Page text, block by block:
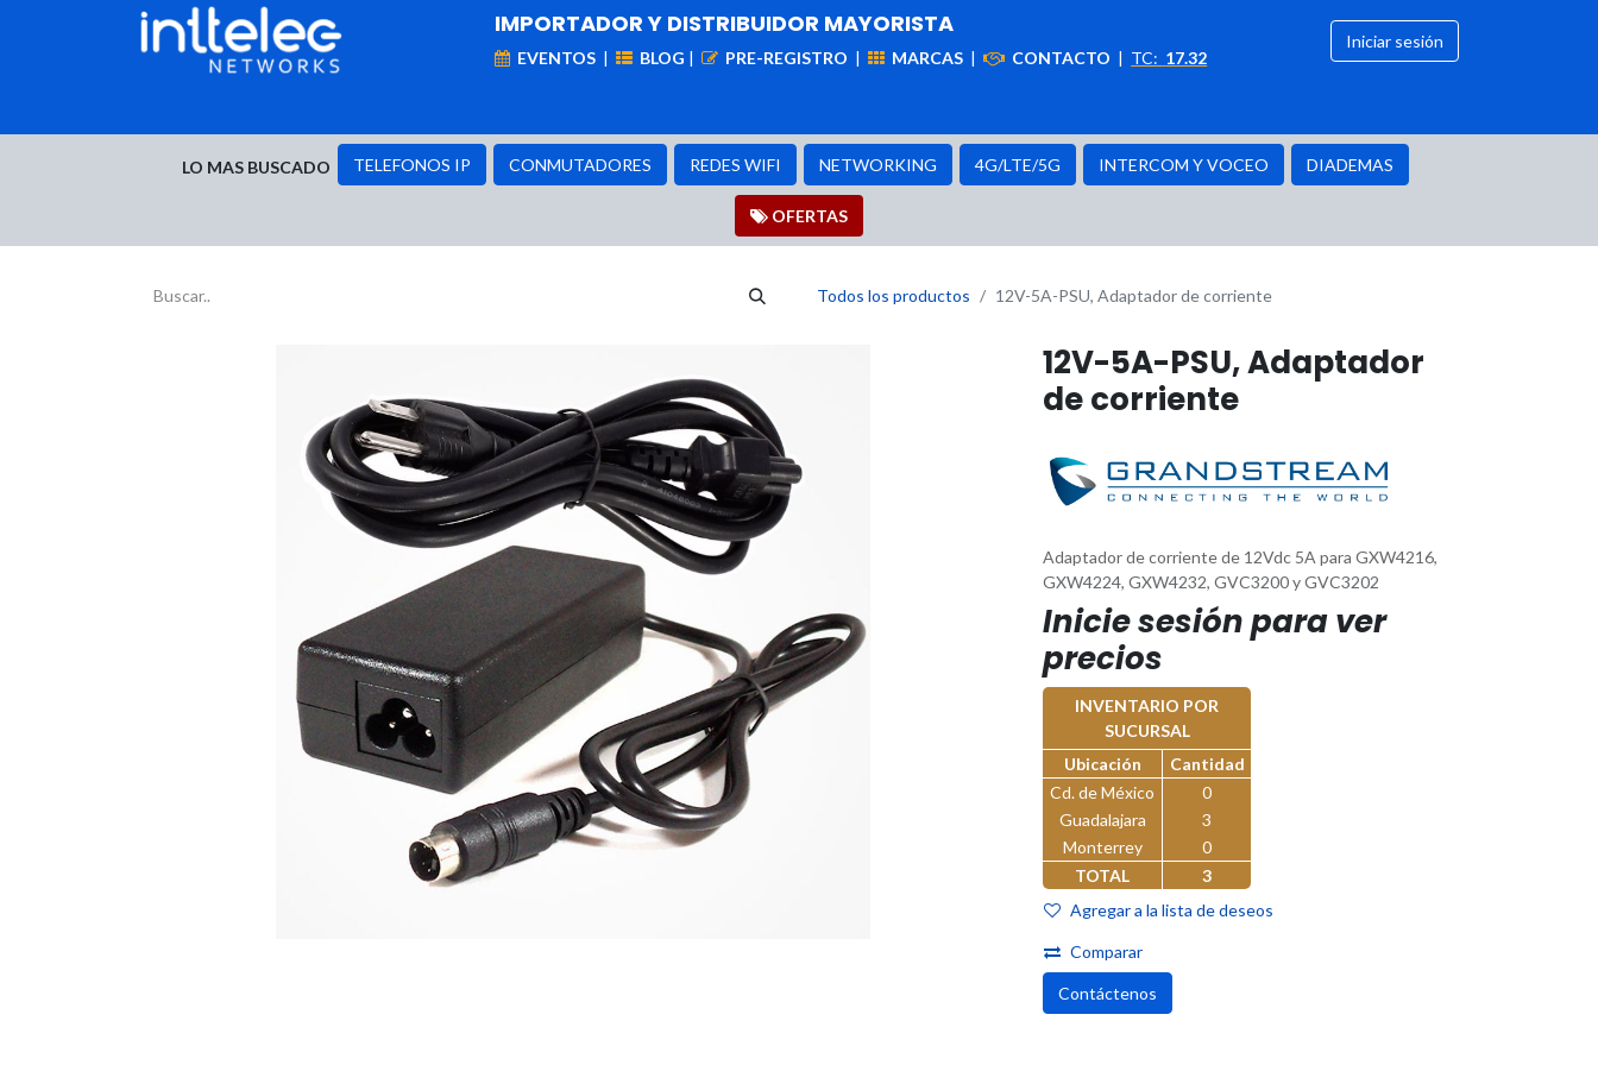
IMPORTADOR Y DISTRIBUIDOR MAYORISTA
EVENTOS | BLOG | PRE-REGISTRO | MARCAS | CONTACTO | TC: 17.32
Iniciar sesión
LO MAS BUSCADO TELEFONOS IP CONMUTADORES REDES WIFI NETWORKING 4G/LTE/5G INTERCOM Y VOCEO DIADEMAS
OFER​​​​TAS
Todos los productos 12V-5A-PSU, Adaptador de corriente
12V-5A-PSU, Adaptador
de corriente
Adaptador de corriente de 12Vdc 5A para GXW4216,
GXW4224, GXW4232, GVC3200 y GVC3202
Inicie sesión para ver
precios
INVENTARIO POR
SUCURSAL
Ubicación
Cantidad
Cd. de México
0
Guadalajara
3
Monterrey
0
TOTAL
3
Agregar a la lista de deseos
Comparar
Contáctenos